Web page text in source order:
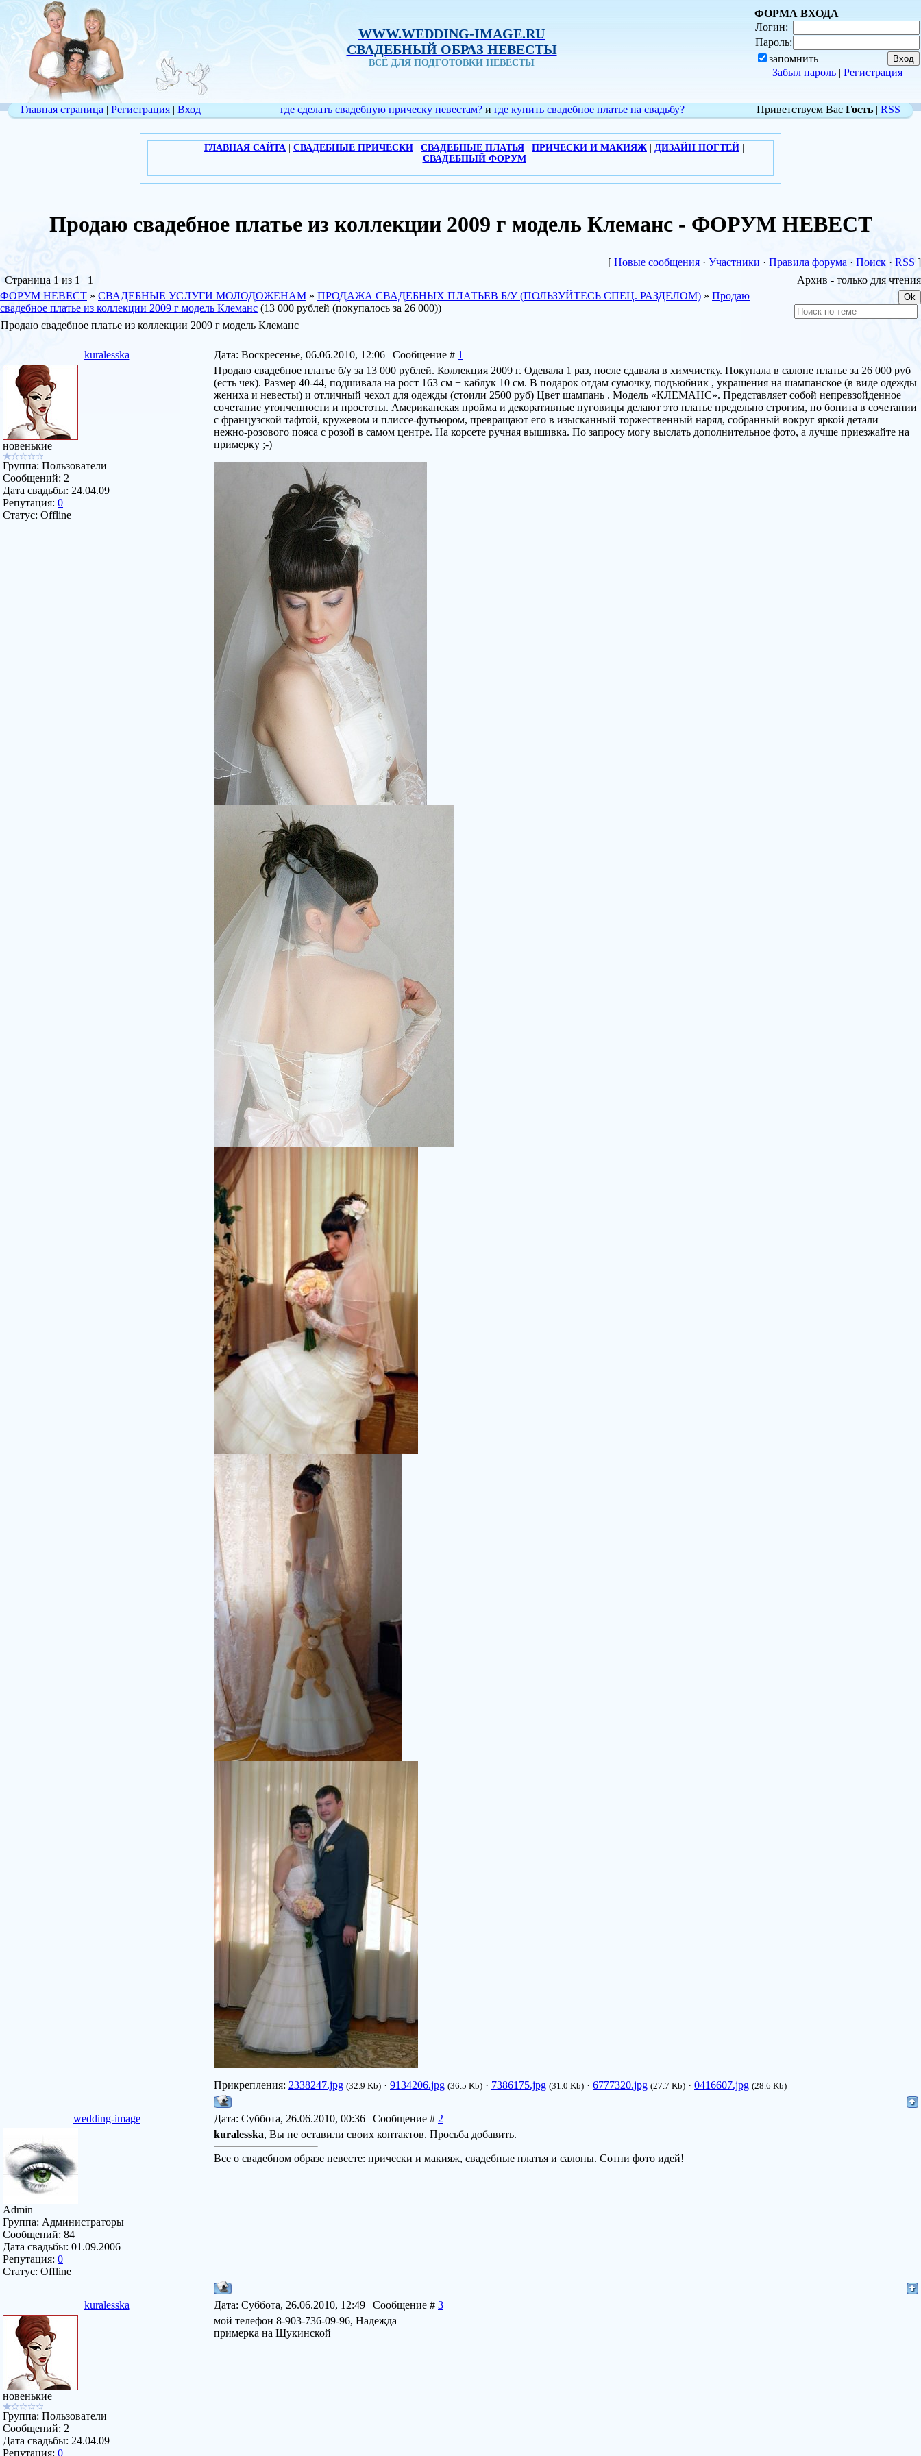
WWW.WEDDING-IMAGE.RU
СВАДЕБНЫЙ ОБРАЗ НЕВЕСТЫ
ВСЁ ДЛЯ ПОДГОТОВКИ НЕВЕСТЫ
ФОРМА ВХОДА
Логин:
Пароль:
запомнить
Забыл пароль | Регистрация
Главная страница | Регистрация | Вход где сделать свадебную прическу невестам?и где купить свадебное платье на свадьбу? Приветствуем Вас Гость | RSS
ГЛАВНАЯ САЙТА СВАДЕБНЫЕ ПРИЧЕСКИ СВАДЕБНЫЕ ПЛАТЬЯ ПРИЧЕСКИ И МАКИЯЖ ДИЗАЙН НОГТЕЙ
СВАДЕБНЫЙ ФОРУМ
Продаю свадебное платье из коллекции 2009 г модель Клеманс - ФОРУМ НЕВЕСТ
[ Новые сообщения · Участники · Правила форума · Поиск · RSS ]
Страница 1 из 1 1
Архив - только для чтения
ФОРУМ НЕВЕСТ » СВАДЕБНЫЕ УСЛУГИ МОЛОДОЖЕНАМ » ПРОДАЖА СВАДЕБНЫХ ПЛАТЬЕВ Б/У (ПОЛЬЗУЙТЕСЬ СПЕЦ. РАЗДЕЛОМ) » Продаю
свадебное платье из коллекции 2009 г модель Клеманс (13 000 рублей (покупалось за 26 000))
Продаю свадебное платье из коллекции 2009 г модель Клеманс
kuralesska Дата: Воскресенье, 06.06.2010, 12:06 | Сообщение # 1
новенькие
Группа: Пользователи
Сообщений: 2
Дата свадьбы: 24.04.09
Репутация: 0
Статус: Offline
Продаю свадебное платье б/у за 13 000 рублей. Коллекция 2009 г. Одевала 1 раз, после сдавала в химчистку. Покупала в салоне платье за 26 000 руб
(есть чек). Размер 40-44, подшивала на рост 163 см + каблук 10 см. В подарок отдам сумочку, подъюбник , украшения на шампанское (в виде одежды
жениха и невесты) и отличный чехол для одежды (стоили 2500 руб) Цвет шампань . Модель «КЛЕМАНС». Представляет собой непревзойденное
сочетание утонченности и простоты. Американская пройма и декоративные пуговицы делают это платье предельно строгим, но бонита в сочетании
с французской тафтой, кружевом и плиссе-футьюром, превращают его в изысканный торжественный наряд, собранный вокруг яркой детали –
нежно-розового пояса с розой в самом центре. На корсете ручная вышивка. По запросу могу выслать дополнительное фото, а лучше приезжайте на
примерку ;-)
Прикрепления: 2338247.jpg (32.9 Kb) · 9134206.jpg (36.5 Kb) · 7386175.jpg (31.0 Kb) · 6777320.jpg (27.7 Kb) · 0416607.jpg (28.6 Kb)
wedding-image Дата: Суббота, 26.06.2010, 00:36 | Сообщение # 2
Admin
Группа: Администраторы
Сообщений: 84
Дата свадьбы: 01.09.2006
Репутация: 0
Статус: Offline
kuralesska, Вы не оставили своих контактов. Просьба добавить.
Все о свадебном образе невесте: прически и макияж, свадебные платья и салоны. Сотни фото идей!
kuralesska Дата: Суббота, 26.06.2010, 12:49 | Сообщение # 3
новенькие
Группа: Пользователи
Сообщений: 2
Дата свадьбы: 24.04.09
Репутация: 0
мой телефон 8-903-736-09-96, Надежда
примерка на Щукинской